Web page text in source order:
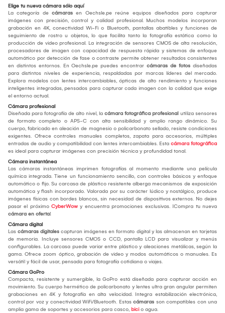
Elige tu nueva cámara sólo aquí
La categoría de cámaras en Oechsle.pe reúne equipos diseñados para capturar
imágenes con precisión, control y calidad profesional. Muchos modelos incorporan
grabación en 4K, conectividad Wi-Fi o Bluetooth, pantallas abatibles y funciones de
seguimiento de rostro u objetos, lo que facilita tanto la fotografía estática como la
producción de video profesional. La integración de sensores CMOS de alta resolución,
procesadores de imagen con capacidad de respuesta rápida y sistemas de enfoque
automático por detección de fase o contraste permite obtener resultados consistentes
en distintos entornos. En Oechsle.pe puedes encontrar cámaras de fotos diseñadas
para distintos niveles de experiencia, respaldadas por marcas líderes del mercado.
Explora modelos con lentes intercambiables, ópticas de alto rendimiento y funciones
inteligentes integradas, pensados para capturar cada imagen con la calidad que exige
el entorno actual.
Cámara profesional
Diseñada para fotografía de alto nivel, la cámara fotográfica profesional utiliza sensores
de formato completo o APS-C con alta sensibilidad y amplio rango dinámico. Su
cuerpo, fabricado en aleación de magnesio o policarbonato sellado, resiste condiciones
exigentes. Ofrece controles manuales completos, zapata para accesorios, múltiples
entradas de audio y compatibilidad con lentes intercambiables. Esta cámara fotográfica
es ideal para capturar imágenes con precisión técnica y profundidad tonal.
Cámara instantánea
Las cámaras instantáneas imprimen fotografías al momento mediante una película
química integrada. Tiene un funcionamiento sencillo, con controles básicos y enfoque
automático o fijo. Su carcasa de plástico resistente alberga mecanismos de exposición
automática y flash incorporado. Valorada por su carácter lúdico y nostálgico, produce
imágenes físicas con bordes blancos, sin necesidad de dispositivos externos. No dejes
pasar el próximo CyberWow y encuentra promociones exclusivas. ¡Compra tu nueva
cámara en oferta!
Cámara digital
Las cámaras digitales capturan imágenes en formato digital y las almacenan en tarjetas
de memoria. Incluye sensores CMOS o CCD, pantalla LCD para visualizar y menús
configurables. La carcasa puede variar entre plástico y aleaciones metálicas, según la
gama. Ofrece zoom óptico, grabación de video y modos automáticos o manuales. Es
versátil y fácil de usar, pensada para fotografía cotidiana o viajes.
Cámara GoPro
Compacta, resistente y sumergible, la GoPro está diseñada para capturar acción en
movimiento. Su cuerpo hermético de policarbonato y lentes ultra gran angular permiten
grabaciones en 4K y fotografía en alta velocidad. Integra estabilización electrónica,
control por voz y conectividad WiFi/Bluetooth. Estas cámaras son compatibles con una
amplia gama de soportes y accesorios para casco, bicio agua.